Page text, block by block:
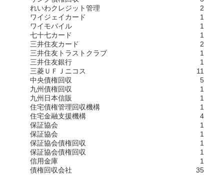
れいわクレジット管理
2
ワイジェイカード
1
ワイモバイル
1
七十七カード
1
三井住友カード
2
三井住友トラストクラブ
1
三井住友銀行
1
三菱ＵＦＪニコス
11
中央債権回収
5
九州債権回収
1
九州日本信販
1
住宅債権管理回収機構
1
住宅金融支援機構
4
保証協会
1
保証協会
1
保証協会債権回収
1
保証協会債権回収
1
信用金庫
1
債権回収会社
35